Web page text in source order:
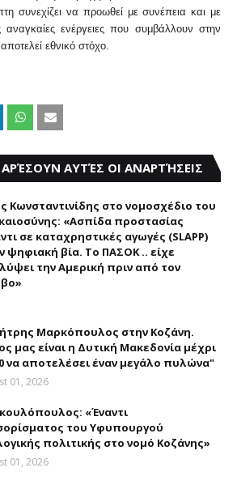
συνεχίζει να προωθεί με συνέπεια και με
αναγκαίες ενέργειες που συμβάλλουν στην
εθνικό στόχο.
ΑΥΤΈΣ ΟΙ ΑΝΑΡΤΉΣΕΙΣ
Κωνσταντινίδης στο νομοσχέδιο του
«Ασπίδα προστασίας
σε καταχρηστικές αγωγές (SLAPP)
ψηφιακή βία. Το ΠΑΣΟΚ .. είχε
την Αμερική πριν από τον
Μαρκόπουλος στην Κοζάνη.
μας είναι η Δυτική Μακεδονία μέχρι
να αποτελέσει έναν μεγάλο πυλώνα"
01, 2026
«Έναντι
του Υφυπουργού
πολιτικής στο νομό Κοζάνης»
01, 2026